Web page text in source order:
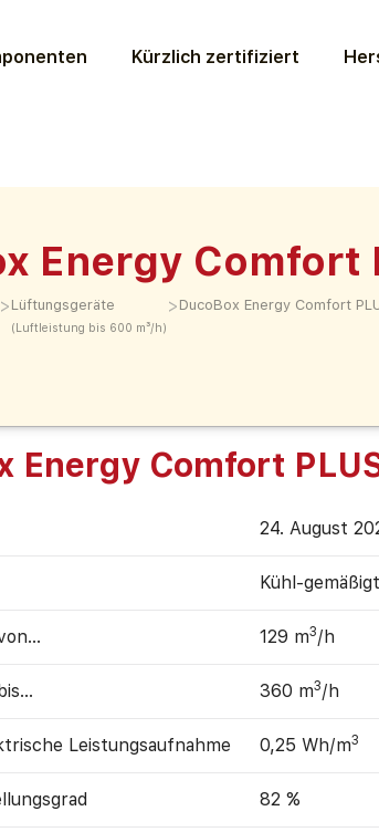
Kürzlich zertifiziert
Energy Comfort
> Lüftungs­geräte
(Luftleistung bis 600 m³/h)
> DucoBox Energy Comfort
Energy Comfort
24. August
Kühl-gemäßigt
129 m3/h
360 m3/h
Leistungs­aufnahme 0,25 Wh/m3
82 %